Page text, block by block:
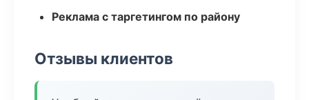
Реклама с таргетингом по району
Отзывы клиентов